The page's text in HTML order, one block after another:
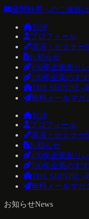
藤間秋男へのご連絡
TOP
プロフィール
講演・セミナー
お知らせ
100年企業創り
100年企業のす
THE SHINISE -
無料メールマガ
TOP
プロフィール
講演・セミナー
お知らせ
100年企業創り
100年企業のす
THE SHINISE -
無料メールマガ
お知らせNews